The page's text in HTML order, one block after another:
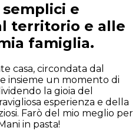
e
territorio e alle
famiglia.
casa, circondata dal
insieme un momento di
la gioia del
esperienza e della
Farò del mio meglio per
in pasta!